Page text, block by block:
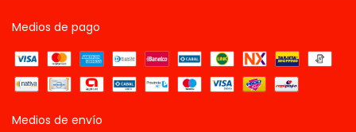
Medios de pago
Medios de envío